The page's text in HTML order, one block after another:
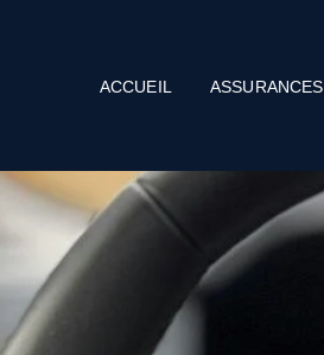
ACCUEIL ASSURANCES